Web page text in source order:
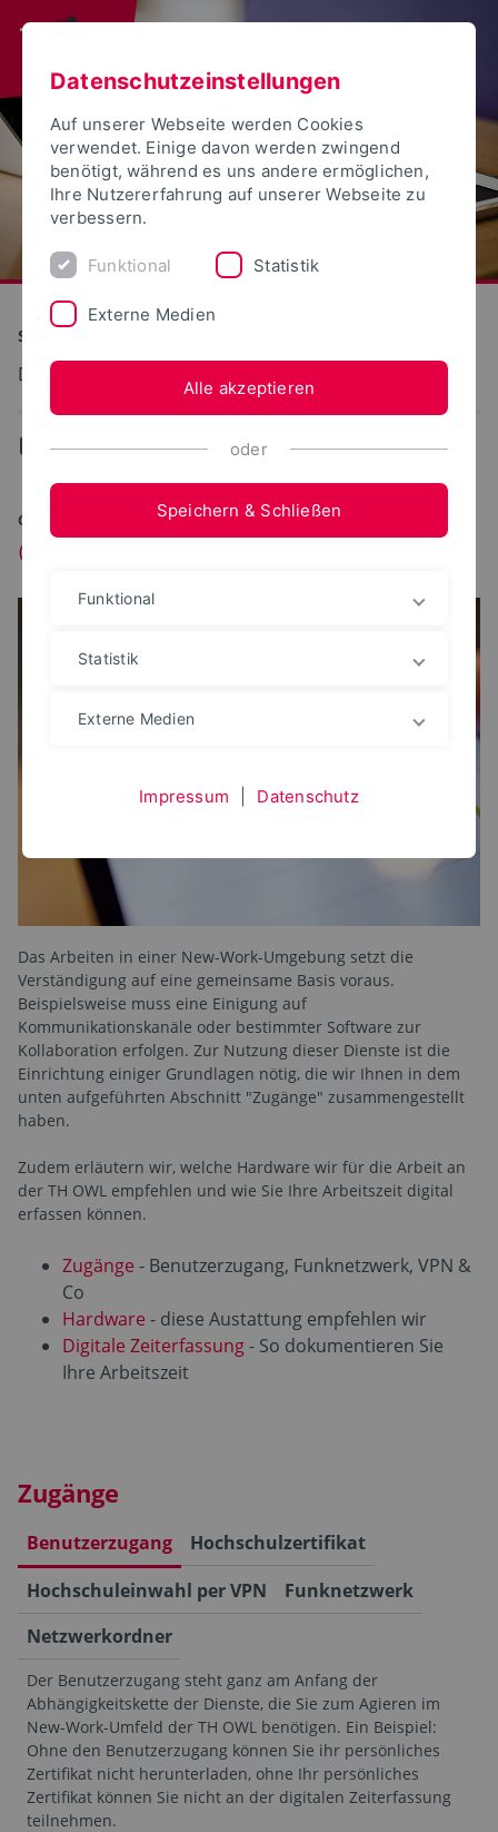
S(kim) - Service Kommunikation Information Medien
Dokumentation: Mobiles Arbeiten
... Grundlagen
OHNE DIESE BASICS GEHT ES NICHT
Grundlagen
Das Arbeiten in einer New-Work-Umgebung setzt die
Verständigung auf eine gemeinsame Basis voraus.
Beispielsweise muss eine Einigung auf
Kommunikationskanäle oder bestimmter Software zur
Kollaboration erfolgen. Zur Nutzung dieser Dienste ist die
Einrichtung einiger Grundlagen nötig, die wir Ihnen in dem
unten aufgeführten Abschnitt "Zugänge" zusammengestellt
haben.
Zudem erläutern wir, welche Hardware wir für die Arbeit an
der TH OWL empfehlen und wie Sie Ihre Arbeitszeit digital
erfassen können.
Zugänge - Benutzerzugang, Funknetzwerk, VPN &
Co
Hardware - diese Austattung empfehlen wir
Digitale Zeiterfassung- So dokumentieren Sie
Ihre Arbeitszeit
Zugänge
Benutzerzugang
Hochschulzertifikat
Hochschuleinwahl per VPN
Funknetzwerk
Netzwerkordner
Der Benutzerzugang steht ganz am Anfang der
Abhängigkeitskette der Dienste, die Sie zum Agieren im
New-Work-Umfeld der TH OWL benötigen. Ein Beispiel:
Ohne den Benutzerzugang können Sie ihr persönliches
Zertifikat nicht herunterladen, ohne Ihr persönliches
Zertifikat können Sie nicht an der digitalen Zeiterfassung
teilnehmen.
Datenschutzeinstellungen
Auf unserer Webseite werden Cookies
verwendet. Einige davon werden zwingend
benötigt, während es uns andere ermöglichen,
Ihre Nutzererfahrung auf unserer Webseite zu
verbessern.
Funktional Statistik
Externe Medien
Alle akzeptieren
oder
Speichern & Schließen
Funktional
Statistik
Externe Medien
Impressum Datenschutz